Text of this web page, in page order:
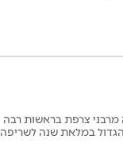
צרפת בראשות רבה
במלאת שנה לשריפה